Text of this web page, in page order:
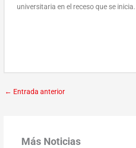
universitaria en el receso que se inicia.
← Entrada anterior
Más Noticias